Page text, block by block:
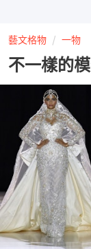
藝文格物 一物
不一樣的